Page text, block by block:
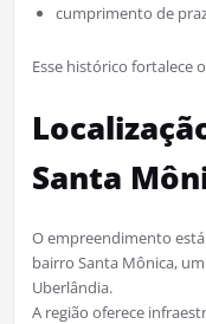
cumprimento de
Esse histórico fortalece
Santa
O empreendimento
bairro Santa Mônica,
Uberlândia.
A região oferece